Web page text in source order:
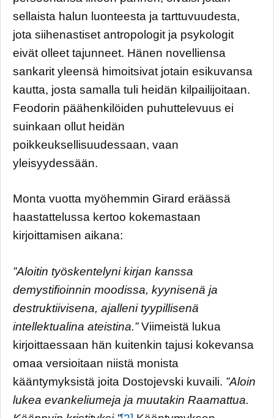
sellaista halun luonteesta ja tarttuvuudesta,
jota siihenastiset antropologit ja psykologit
eivät olleet tajunneet. Hänen novelliensa
sankarit yleensä himoitsivat jotain esikuvansa
kautta, josta samalla tuli heidän kilpailijoitaan.
Feodorin päähenkilöiden puhuttelevuus ei
suinkaan ollut heidän
poikkeuksellisuudessaan, vaan
yleisyydessään.
Monta vuotta myöhemmin Girard eräässä
haastattelussa kertoo kokemastaan
kirjoittamisen aikana:
”Aloitin työskentelyni kirjan kanssa
demystifioinnin moodissa, kyynisenä ja
destruktiivisena, ajalleni tyypillisenä
intellektualina ateistina.”Viimeistä lukua
kirjoittaessaan hän kuitenkin tajusi kokevansa
omaa versioitaan niistä monista
kääntymyksistä joita Dostojevski kuvaili. ”Aloin
lukea evankeliumeja ja muutakin Raamattua.